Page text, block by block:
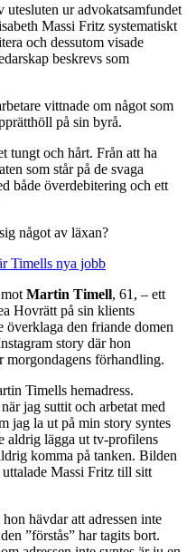
ur advokatsamfundet
Massi Fritz systematiskt
och dessutom visade
beskrevs som
vittnade om något som
på sin byrå.
tungt och hårt. Från att ha
som står på de svaga
både överdebitering och ett
något av läxan?
Timells nya jobb
Martin Timell, 61, – ett
Hovrätt på sin klients
överklaga den friande domen
story där hon
morgondagens förhandling.
Timells hemadress.
jag suttit och arbetat med
jag la ut på min story syntes
aldrig lägga ut tv-profilens
komma på tanken. Bilden
Massi Fritz till sitt
hävdar att adressen inte
”förstås” har tagits bort.